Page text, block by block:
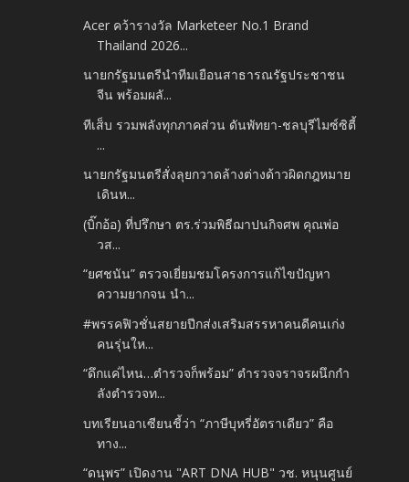
Acer คว้ารางวัล Marketeer No.1 Brand
Thailand 2026...
นายกรัฐมนตรีนำทีมเยือนสาธารณรัฐประชาชน
จีน พร้อมผลั...
ทีเส็บ รวมพลังทุกภาคส่วน ดันพัทยา-ชลบุรีไมซ์ซิตี้
...
นายกรัฐมนตรีสั่งลุยกวาดล้างต่างด้าวผิดกฎหมาย
เดินห...
(บิ๊กอ้อ) ที่ปรึกษา ตร.ร่วมพิธีฌาปนกิจศพ คุณพ่อ
วส...
“ยศชนัน” ตรวจเยี่ยมชมโครงการแก้ไขปัญหา
ความยากจน นำ...
#พรรคฟิวชั่นสยายปีกส่งเสริมสรรหาคนดีคนเก่ง
คนรุ่นให...
“ดึกแค่ไหน…ตำรวจก็พร้อม” ตำรวจจราจรผนึกกำ
ลังตำรวจท...
บทเรียนอาเซียนชี้ว่า “ภาษีบุหรี่อัตราเดียว” คือ
ทาง...
“ดนุพร” เปิดงาน "ART DNA HUB" วช. หนุนศูนย์